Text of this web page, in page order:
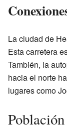
La ciudad de
Esta carretera
También, la
hacia el norte
lugares como